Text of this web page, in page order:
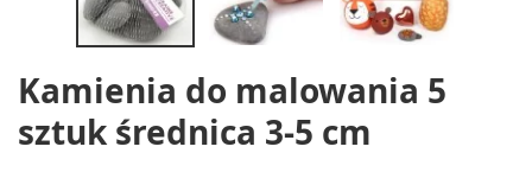
Kamienia do malowania 5
sztuk średnica 3-5 cm